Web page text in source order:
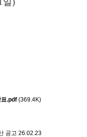
표.pdf (369.4K)
공고 26.02.23